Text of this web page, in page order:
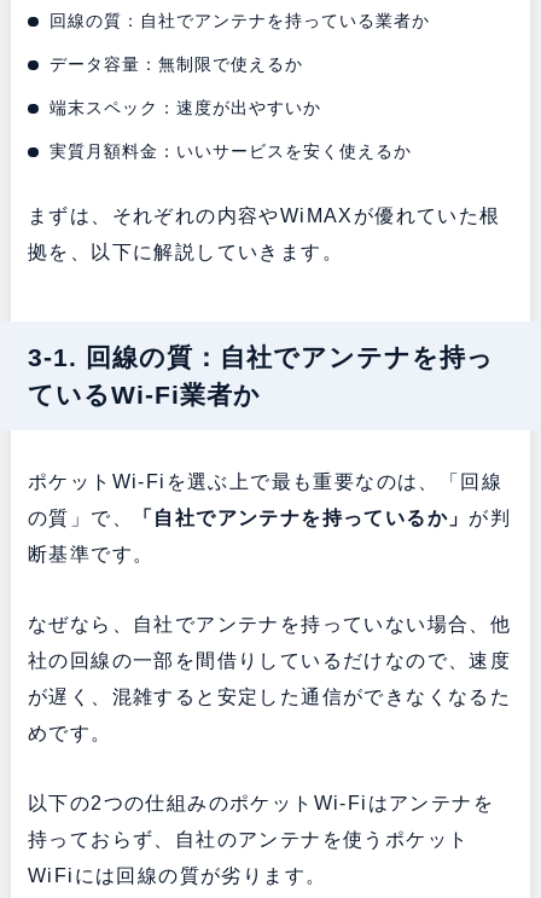
回線の質：自社でアンテナを持っている業者か
データ容量：無制限で使えるか
端末スペック：速度が出やすいか
実質月額料金：いいサービスを安く使えるか
まずは、それぞれの内容やWiMAXが優れていた根
拠を、以下に解説していきます。
3-1. 回線の質：自社でアンテナを持っ
ているWi-Fi業者か
ポケットWi-Fiを選ぶ上で最も重要なのは、「回線
の質」で、
「自社でアンテナを持っているか」 が判
断基準です。
なぜなら、自社でアンテナを持っていない場合、他
社の回線の一部を間借りしているだけなので、速度
が遅く、混雑すると安定した通信ができなくなるた
めです。
以下の2つの仕組みのポケットWi-Fiはアンテナを
持っておらず、自社のアンテナを使うポケット
WiFiには回線の質が劣ります。